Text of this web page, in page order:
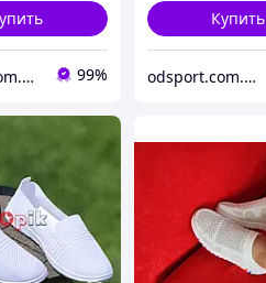
odsport.com.ua Мужская одежда спортивная 99%
Купить
odsport.com.ua Мужская одежда спортивная